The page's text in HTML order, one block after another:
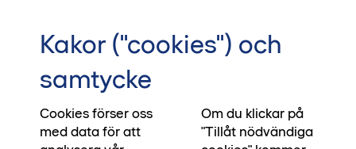
Vi bjuder på lagfarten!
Just nu bjuder vi på lagfarten vid köp av ett
radhus i Albatross. En extra kostnad som du nu
slipper. Hos oss är det både enkelt och tryggt att
Kakor ("cookies") och
samtycke
Cookies förser oss
med data för att
Om du klickar på
"Tillåt nödvändiga